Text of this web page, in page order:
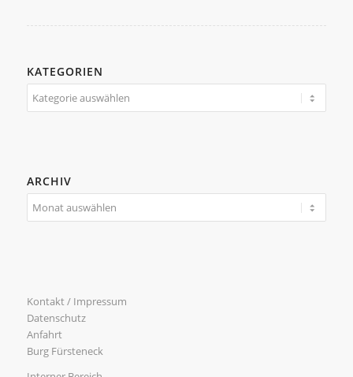
KATEGORIEN
Kategorien
ARCHIV
Kontakt / Impressum
Datenschutz
Anfahrt
Burg Fürsteneck